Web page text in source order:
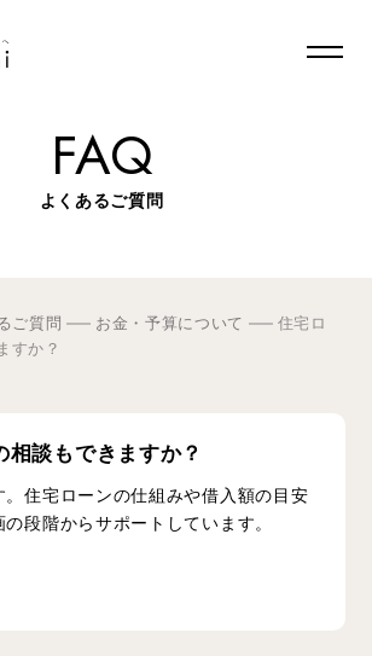
FAQ
よくあるご質問
ご質問 お金・予算について
住宅ロ
すか？
相談もできますか？
。住宅ローンの仕組みや借入額の目安
段階からサポートしています。